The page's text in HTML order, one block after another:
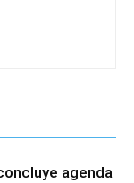
agenda